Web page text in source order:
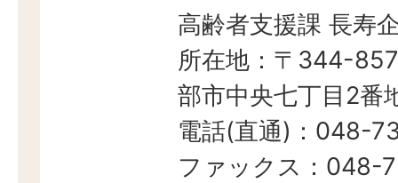
高齢者支援課 長寿
所在地：〒344-
部市中央七丁目2番
電話(直通)：048-
ファックス：048-